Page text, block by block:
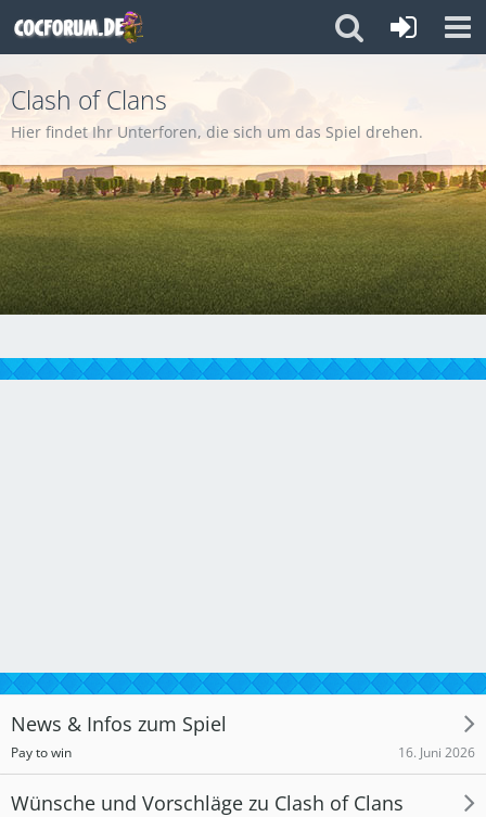
Clash of Clans
Hier findet Ihr Unterforen, die sich um das Spiel drehen.
News & Infos zum Spiel
Pay to win 16. Juni 2026
Wünsche und Vorschläge zu Clash of Clans